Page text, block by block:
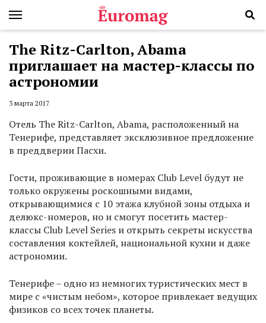
The Ritz-Carlton, Abama
приглашает на мастер-классы по
астрономии
3 марта 2017
Отель The Ritz-Carlton, Abama, расположенный на
Тенерифе, представляет эксклюзивное предложение
в преддверии Пасхи.
Гости, проживающие в номерах Club Level будут не
только окружены роскошными видами,
открывающимися с 10 этажа клубной зоны отдыха и
делюкс-номеров, но и смогут посетить мастер-
классы Club Level Series и открыть секреты искусства
составления коктейлей, национальной кухни и даже
астрономии.
Тенерифе – одно из немногих туристических мест в
мире с «чистым небом», которое привлекает ведущих
физиков со всех точек планеты.